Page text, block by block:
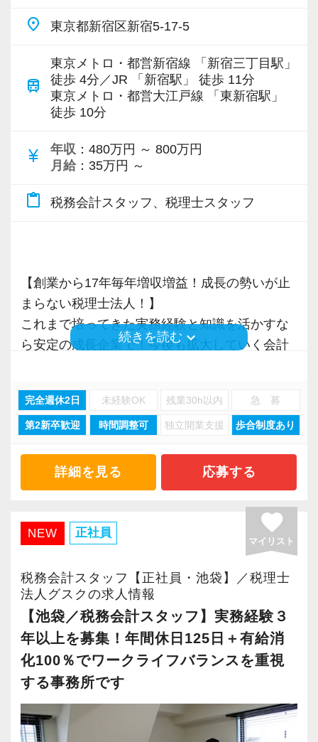
会社(非上場)にて非常勤監査役も務めている。
時短社員（週3日・週4日から選択可）も募集し
ています！
います。
専門Webサイトを10サイト以上運営しており、
新規顧問契約のお客様が毎年400件以上増加！
各オフィスに国税OB税理士が在籍しているの
応、給付金のサポート、補助金のサポートなど
ています。
また、職場環境の改善に積極的に取り組む企業
に対して認証される「社労士診断認証制度」を
施企業」の認定を受け、今後も社員が働きやす
い環境づくりを積極的に推進していきます。
おりますので、当社で将来の不安なく働いてみ
ませんか？
【新宿の事務所はこんなオフィスです】
20代のスタッフが多数在籍しており、当社拠点
のなかでも一番明るく元気なオフィスです。
新宿三丁目駅直結で交通の便がよく、通勤しや
すい立地にあります。
飲食業や接客業のお客様が多く、お客様のご紹
介から新しいお客様も増えております。
実務重視の研修を幅広く実施しているため、ス
ピーディーに経験値を積むことができるのが最
大の魅力です。
place 東京都新宿区新宿5-17-5
train
東京メトロ・都営新宿線 「新宿三丁目駅」
徒歩 4分／JR 「新宿駅」 徒歩 11分
東京メトロ・都営大江戸線 「東新宿駅」
徒歩 10分
currency_yen 年収 ：480万円 ～ 800万円
月給 ：35万円 ～
content_paste 税務会計スタッフ、税理士スタッフ
【創業から17年毎年増収増益！成長の勢いが止
まらない税理士法人！】
これまで培ってきた実務経験と知識を活かすな
ら安定の成長企業で！今後も拡大していく会計
現在当社では「渋谷」「新宿」「錦糸町」
ます。
2021年6月に「渋谷オフィス」を新設し、その
後「新宿オフィス」「大阪オフィス」「錦糸町
オフィス」が拡張移転！
さらに2022年12月には「柏オフィス」を開設
し、2025年には大阪オフィスを増床するなど、
事業拡大を続けています。
安定性抜群の環境で自己成長を実現できます。
社員の持つ「やる・やりたい」という気持ちを
大事にしているため、資格を持っていなくて
す！
続きを読む keyboard_arrow_down
完全週休2日 未経験OK 残業30h以内 急 募
第2新卒歓迎 時間調整可 独立開業支援 歩合制度あり
詳細を見る 応募する
NEW 正社員 favorite
マイリスト
税務会計スタッフ【正社員・池袋】／税理士
法人グスクの求人情報
【池袋／税務会計スタッフ】実務経験３
年以上を募集！年間休日125日＋有給消
化100％でワークライフバランスを重視
する事務所です